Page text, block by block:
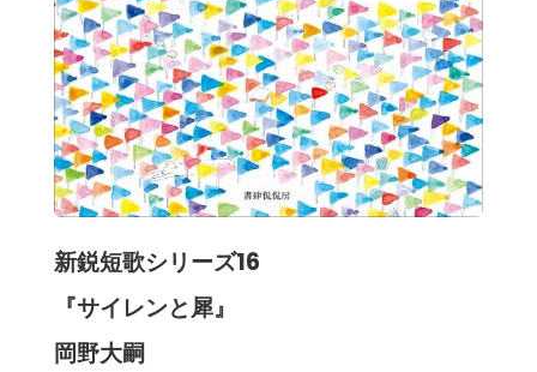
新鋭短歌シリーズ16
『サイレンと犀』
岡野大嗣